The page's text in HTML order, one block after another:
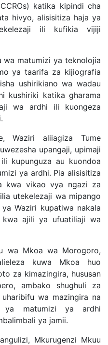
katika kipindi cha
hivyo, alisisitiza haja ya
ili kufikia vijiji
wa matumizi ya teknolojia
ya taarifa za kijiografia
ushirikiano wa wadau
kushiriki katika gharama
wa ardhi ili kuongeza
Waziri aliiagiza Tume
upangaji, upimaji
kupunguza au kuondoa
ya ardhi. Pia alisisitiza
kwa vikao vya ngazi za
utekelezaji wa mipango
Waziri kupatiwa nakala
ajili ya ufuatiliaji wa
wa Mkoa wa Morogoro,
kuwa Mkoa huo
za kimazingira, hususan
ambako shughuli za
wa mazingira na
ya matumizi ya ardhi
ya jamii.
Mkurugenzi Mkuu